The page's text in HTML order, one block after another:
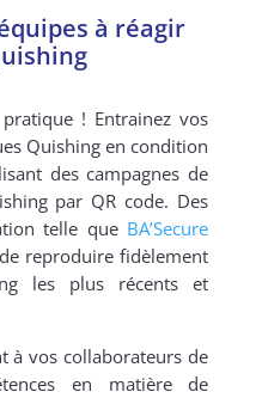
à réagir
! Entrainez vos
Quishing en condition
des campagnes de
par QR code. Des
telle que BA’Secure
reproduire fidèlement
les plus récents et
à vos collaborateurs de
en matière de